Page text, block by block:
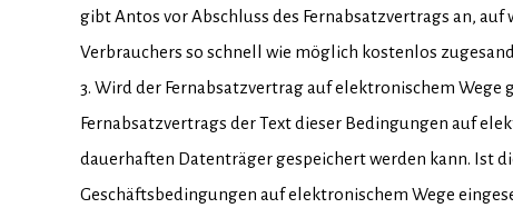
gibt Antos vor Abschluss des Fernabsatzvertrags an,
Verbrauchers so schnell wie möglich kostenlos
3. Wird der Fernabsatzvertrag auf elektronischem
Fernabsatzvertrags der Text dieser Bedingungen auf
dauerhaften Datenträger gespeichert werden kann. Ist
Geschäftsbedingungen auf elektronischem Wege